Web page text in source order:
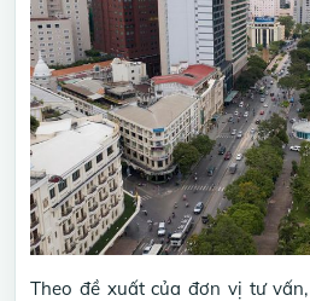
Theo đề xuất của đơn vị tư